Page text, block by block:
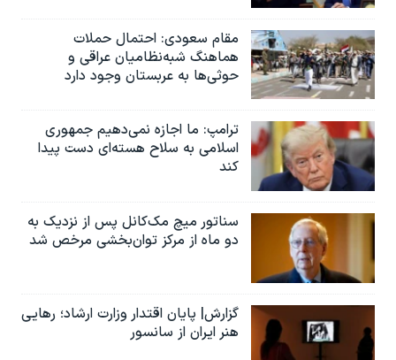
مقام سعودی: احتمال حملات
هماهنگ شبه‌نظامیان عراقی و
حوثی‌ها به عربستان وجود دارد
ترامپ: ما اجازه نمی‌دهیم جمهوری
اسلامی به سلاح هسته‌ای دست پیدا
کند
سناتور میچ مک‌کانل پس از نزدیک به
دو ماه از مرکز توان‌بخشی مرخص شد
گزارش| پایان اقتدار وزارت ارشاد؛ رهایی
هنر ایران از سانسور